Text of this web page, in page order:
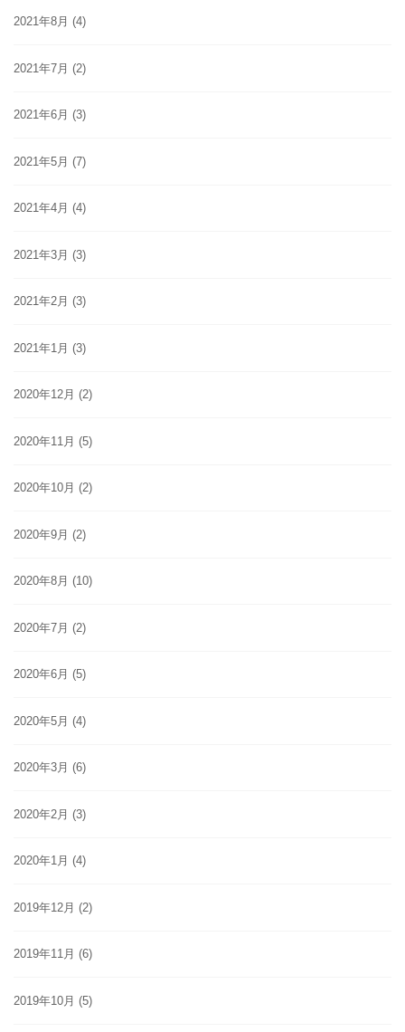
2021年8月 (4)
2021年7月 (2)
2021年6月 (3)
2021年5月 (7)
2021年4月 (4)
2021年3月 (3)
2021年2月 (3)
2021年1月 (3)
2020年12月 (2)
2020年11月 (5)
2020年10月 (2)
2020年9月 (2)
2020年8月 (10)
2020年7月 (2)
2020年6月 (5)
2020年5月 (4)
2020年3月 (6)
2020年2月 (3)
2020年1月 (4)
2019年12月 (2)
2019年11月 (6)
2019年10月 (5)